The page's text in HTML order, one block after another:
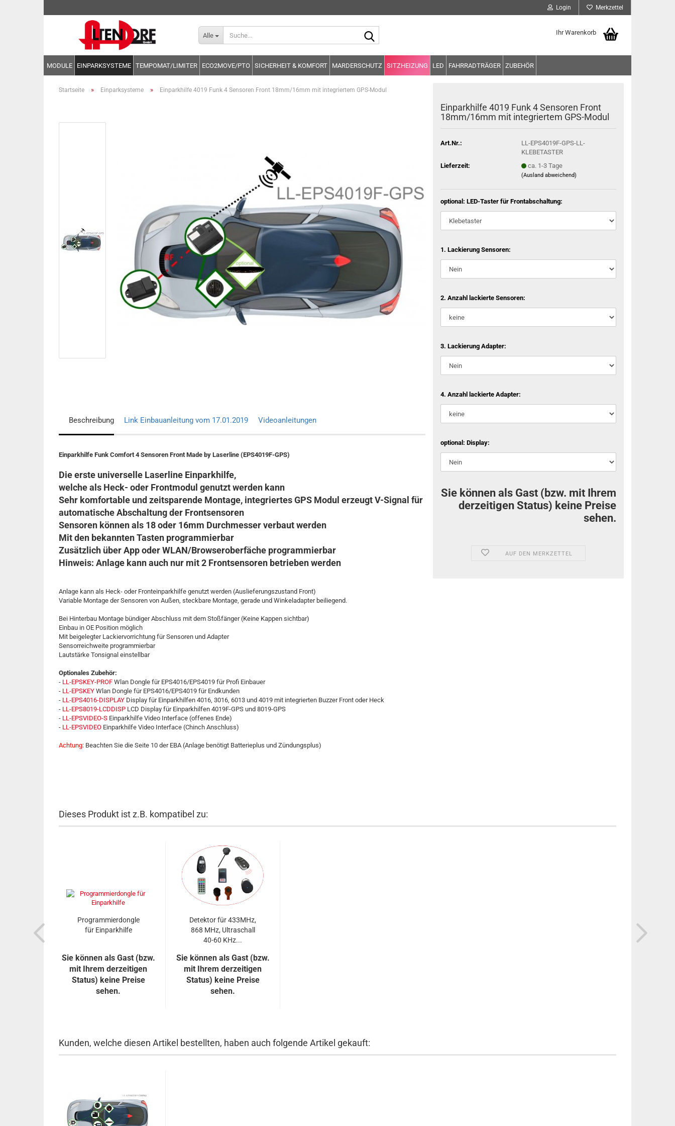
Login Merkzettel
Alle Ihr Warenkorb
MODULE EINPARKSYSTEME TEMPOMAT/LIMITER ECO2MOVE/PTO SICHERHEIT & KOMFORT MARDERSCHUTZ SITZHEIZUNG LED FAHRRADTRÄGER ZUBEHÖR
Startseite » Einparksysteme » Einparkhilfe 4019 Funk 4 Sensoren Front 18mm/16mm mit integriertem GPS-Modul
Einparkhilfe 4019 Funk 4 Sensoren Front
18mm/16mm mit integriertem GPS-Modul
Art.Nr.:
LL-EPS4019F-GPS-LL-
KLEBETASTER
Lieferzeit:
ca. 1-3 Tage
(Ausland abweichend)
optional: LED-Taster für Frontabschaltung:
1. Lackierung Sensoren:
2. Anzahl lackierte Sensoren:
3. Lackierung Adapter:
4. Anzahl lackierte Adapter:
optional: Display:
Sie können als Gast (bzw. mit Ihrem
derzeitigen Status) keine Preise
sehen.
AUF DEN MERKZETTEL
Beschreibung Link Einbauanleitung vom 17.01.2019 Videoanleitungen
Einparkhilfe Funk Comfort 4 Sensoren Front Made by Laserline (EPS4019F-GPS)
Die erste universelle Laserline Einparkhilfe,
welche als Heck- oder Frontmodul genutzt werden kann
Sehr komfortable und zeitsparende Montage, integriertes GPS Modul erzeugt V-Signal für
automatische Abschaltung der Frontsensoren
Sensoren können als 18 oder 16mm Durchmesser verbaut werden
Mit den bekannten Tasten programmierbar
Zusätzlich über App oder WLAN/Browseroberfäche programmierbar
Hinweis: Anlage kann auch nur mit 2 Frontsensoren betrieben werden
Anlage kann als Heck- oder Fronteinparkhilfe genutzt werden (Auslieferungszustand Front)
Variable Montage der Sensoren von Außen, steckbare Montage, gerade und Winkeladapter beiliegend.
Bei Hinterbau Montage bündiger Abschluss mit dem Stoßfänger (Keine Kappen sichtbar)
Einbau in OE Position möglich
Mit beigelegter Lackiervorrichtung für Sensoren und Adapter
Sensorreichweite programmierbar
Lautstärke Tonsignal einstellbar
Optionales Zubehör:
- LL-EPSKEY-PROF Wlan Dongle für EPS4016/EPS4019 für Profi Einbauer
- LL-EPSKEY Wlan Dongle für EPS4016/EPS4019 für Endkunden
- LL-EPS4016-DISPLAY Display für Einparkhilfen 4016, 3016, 6013 und 4019 mit integrierten Buzzer Front oder Heck
- LL-EPS8019-LCDDISP LCD Display für Einparkhilfen 4019F-GPS und 8019-GPS
- LL-EPSVIDEO-S Einparkhilfe Video Interface (offenes Ende)
- LL-EPSVIDEO Einparkhilfe Video Interface (Chinch Anschluss)
Achtung: Beachten Sie die Seite 10 der EBA (Anlage benötigt Batterieplus und Zündungsplus)
Dieses Produkt ist z.B. kompatibel zu:
Programmierdongle
für Einparkhilfe
Sie können als Gast (bzw.
mit Ihrem derzeitigen
Status) keine Preise
sehen.
Detektor für 433MHz,
868 MHz, Ultraschall
40-60 KHz...
Sie können als Gast (bzw.
mit Ihrem derzeitigen
Status) keine Preise
sehen.
Kunden, welche diesen Artikel bestellten, haben auch folgende Artikel gekauft: